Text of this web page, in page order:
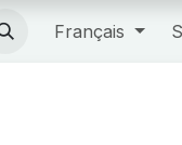
Français